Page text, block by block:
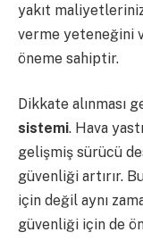
yakıt
verme yeteneğini
öneme sahiptir.
Dikkate alınması
sistemi. Hava
gelişmiş sürücü
güvenliği artırır.
için değil aynı
güvenliği için de